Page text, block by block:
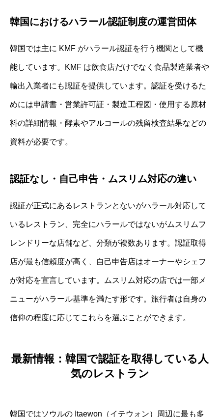
韓国におけるハラール認証制度の運営団体
韓国では主に KMF がハラール認証を行う機関として機
能しています。KMF は飲食店だけでなく食品製造業者や
輸出入業者にも認証を提供しています。認証を受けるた
めには申請書・営業許可証・製造工程図・使用する原材
料の詳細情報・酵素やアルコールの残留検査結果などの
資料が必要です。
認証なし・自己申告・ムスリム対応の違い
認証が正式にあるレストランとないがハラール対応して
いるレストラン、完全にハラールではないがムスリムフ
レンドリーな店舗など、分類が複数あります。認証取得
店が最も信頼度が高く、自己申告店はオーナーやシェフ
が対応を宣言しています。ムスリム対応の店では一部メ
ニューがハラール基準を満たす形です。旅行者は自身の
信仰の程度に応じてこれらを選ぶことができます。
最新情報：韓国で認証を取得している人
気のレストラン
韓国ではソウルの Itaewon（イテウォン）周辺に最も多